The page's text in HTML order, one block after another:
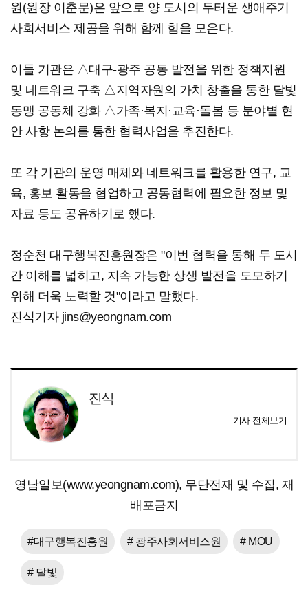
원(원장 이춘문)은 앞으로 양 도시의 두터운 생애주기
사회서비스 제공을 위해 함께 힘을 모은다.
이들 기관은 △대구-광주 공동 발전을 위한 정책지원
및 네트워크 구축 △지역자원의 가치 창출을 통한 달빛
동맹 공동체 강화 △가족·복지·교육·돌봄 등 분야별 현
안 사항 논의를 통한 협력사업을 추진한다.
또 각 기관의 운영 매체와 네트워크를 활용한 연구, 교
육, 홍보 활동을 협업하고 공동협력에 필요한 정보 및
자료 등도 공유하기로 했다.
정순천 대구행복진흥원장은 "이번 협력을 통해 두 도시
간 이해를 넓히고, 지속 가능한 상생 발전을 도모하기
위해 더욱 노력할 것"이라고 말했다.
진식기자 jins@yeongnam.com
진식
기사 전체보기
영남일보(www.yeongnam.com), 무단전재 및 수집, 재
배포금지
#대구행복진흥원 # 광주사회서비스원 # MOU
# 달빛